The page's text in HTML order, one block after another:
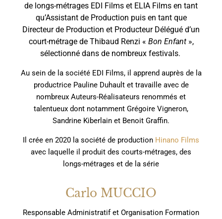
de longs-métrages EDI Films et ELIA Films en tant
qu’Assistant de Production puis en tant que
Directeur de Production et Producteur Délégué d’un
court-métrage de Thibaud Renzi « Bon Enfant»,
sélectionné dans de nombreux festivals.
Au sein de la société EDI Films, il apprend auprès de la
productrice Pauline Duhault et travaille avec de
nombreux Auteurs-Réalisateurs renommés et
talentueux dont notamment Grégoire Vigneron,
Sandrine Kiberlain et Benoit Graffin.
Il crée en 2020 la société de production Hinano Films
avec laquelle il produit des courts-métrages, des
longs-métrages et de la série
Carlo MUCCIO
Responsable Administratif et Organisation Formation